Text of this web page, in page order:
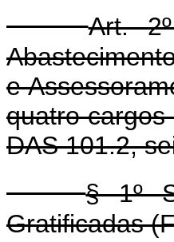
Art.
e
quatro
DAS 101.2,
§ 1º
Gratificadas